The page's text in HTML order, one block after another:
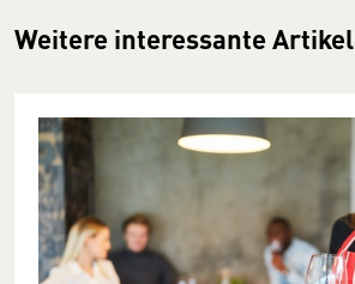
Weitere interessante Artikel